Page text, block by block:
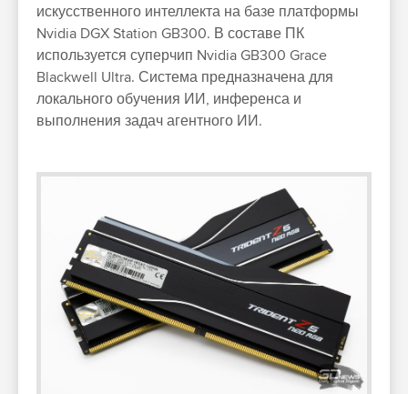
искусственного интеллекта на базе платформы
Nvidia DGX Station GB300. В составе ПК
используется суперчип Nvidia GB300 Grace
Blackwell Ultra. Система предназначена для
локального обучения ИИ, инференса и
выполнения задач агентного ИИ.